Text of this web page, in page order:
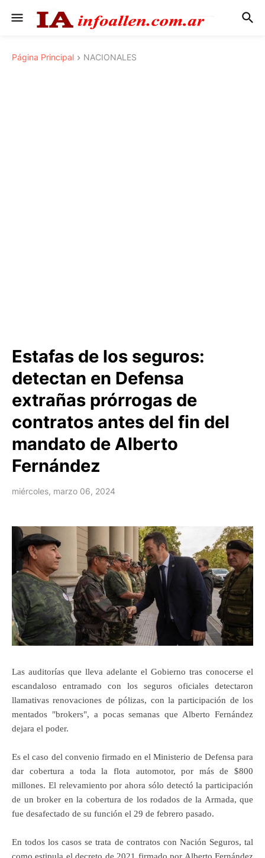
Página Principal NACIONALES
Estafas de los seguros:
detectan en Defensa
extrañas prórrogas de
contratos antes del fin del
mandato de Alberto
Fernández
miércoles, marzo 06, 2024
Las auditorías que lleva adelante el Gobierno tras conocerse el
escandaloso entramado con los seguros oficiales detectaron
llamativas renovaciones de pólizas, con la participación de los
mentados "brokers", a pocas semanas que Alberto Fernández
dejara el poder.
Es el caso del convenio firmado en el Ministerio de Defensa para
dar cobertura a toda la flota automotor, por más de $800
millones. El relevamiento por ahora sólo detectó la participación
de un broker en la cobertura de los rodados de la Armada, que
fue desafectado de su función el 29 de febrero pasado.
En todos los casos se trata de contratos con Nación Seguros, tal
como estipula el decreto de 2021 firmado por Alberto Fernández